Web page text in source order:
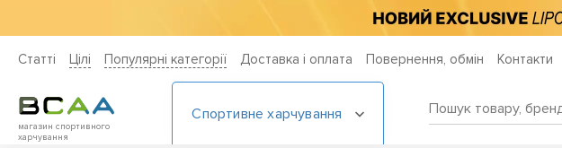
Статті Цiлi Популярні категорії Доставка і оплата Повернення, обмін Контакти
магазин спортивного
харчування
Спортивне харчування